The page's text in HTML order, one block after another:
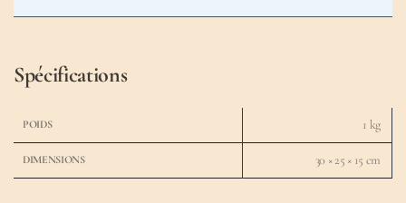
Spécifications
POIDS 1 kg
DIMENSIONS 30 × 25 × 15 cm